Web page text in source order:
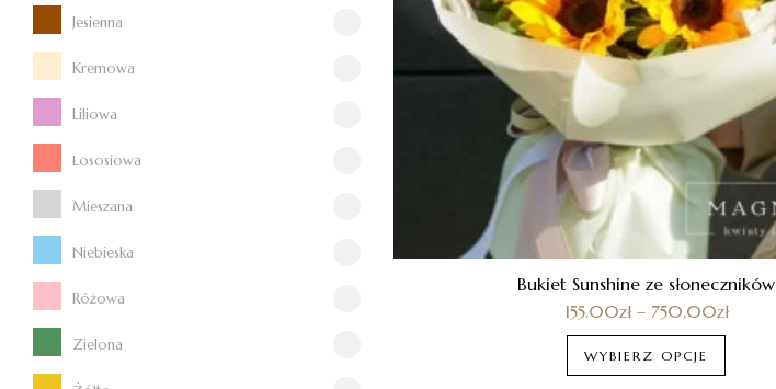
Jesienna
Kremowa
Liliowa
Łososiowa
Mieszana
Niebieska
Różowa
Zielona
Bukiet Sunshine ze słoneczników
155.00zł– 750.00zł
WYBIERZ OPCJE